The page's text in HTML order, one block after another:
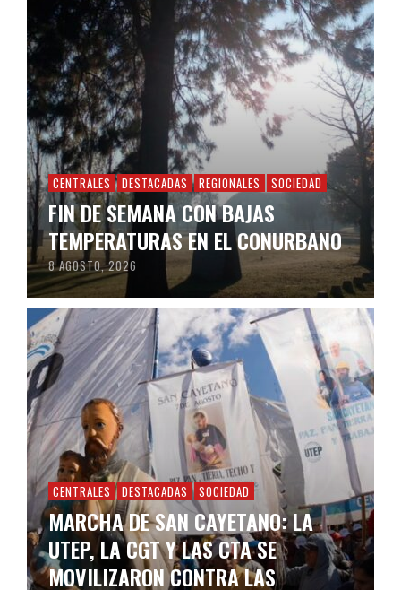
CENTRALES DESTACADAS REGIONALES SOCIEDAD
FIN DE SEMANA CON BAJAS
TEMPERATURAS EN EL CONURBANO
8 AGOSTO, 2026
CENTRALES DESTACADAS SOCIEDAD
MARCHA DE SAN CAYETANO: LA
UTEP, LA CGT Y LAS CTA SE
MOVILIZARON CONTRA LAS